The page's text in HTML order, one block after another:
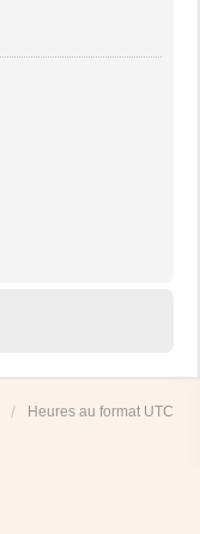
Heures au format UTC